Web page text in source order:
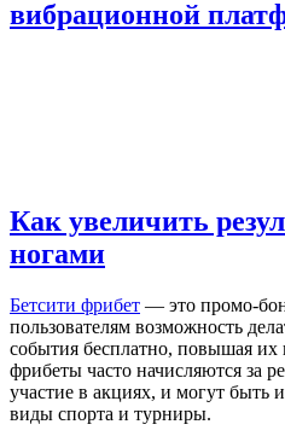
вибрационной
Как увеличить
ногами
Бетсити фрибет — это промо-
пользователям возможность
события бесплатно, повышая
фрибеты часто начисляются за
участие в акциях, и могут быть
виды спорта и турниры.